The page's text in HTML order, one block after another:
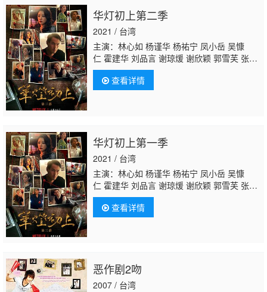
华灯初上第二季
2021 / 台湾
主演：林心如 杨谨华 杨祐宁 凤小岳 吴慷
仁 霍建华 刘品言 谢琼煖 谢欣颖 郭雪芙 张轩
睿 江宜蓉 章广辰 郑元畅 刘敬 王柏杰
林柏宏 王净 曾敬骅 张睿家 胡玮杰 谢雨
芝 屈中恒 应采灵 王静莹 伊正 黄柔闽 朱宥
查看详情
华灯初上第一季
2021 / 台湾
主演：林心如 杨谨华 杨祐宁 凤小岳 吴慷
仁 霍建华 刘品言 谢琼煖 谢欣颖 郭雪芙 张轩
睿 江宜蓉 章广辰 郑元畅 刘敬 王柏杰
林柏宏 王净 曾敬骅 张睿家 胡玮杰 谢雨
芝 屈中恒 应采灵 王静莹 伊正 黄柔闽 朱宥
查看详情
恶作剧2吻
2007 / 台湾